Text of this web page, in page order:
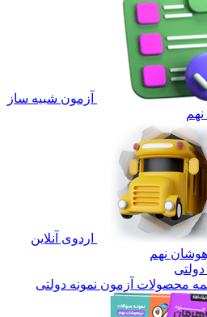
آزمون شبیه ساز
اردوی آنلاین
نهم
محصولات آزمون نمونه دولتی